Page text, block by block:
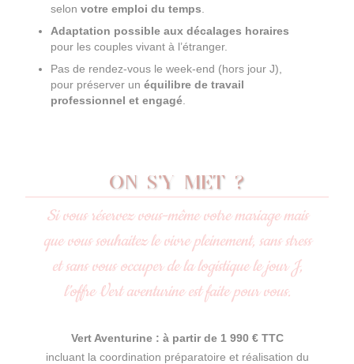
selon votre emploi du temps
Adaptation possible aux décalages horaires
pour les couples vivant à l’étranger.
Pas de rendez-vous le week-end (hors jour J),
pour préserver un équilibre de travail
professionnel et engagé
ON S'Y MET ?
Si vous réservez vous-même votre mariage mais
que vous souhaitez le vivre pleinement, sans stress
et sans vous occuper de la logistique le jour J,
l’offre Vert aventurine est faite pour vous.
Vert Aventurine : à partir de 1 990 € TTC
incluant la coordination préparatoire et réalisation du